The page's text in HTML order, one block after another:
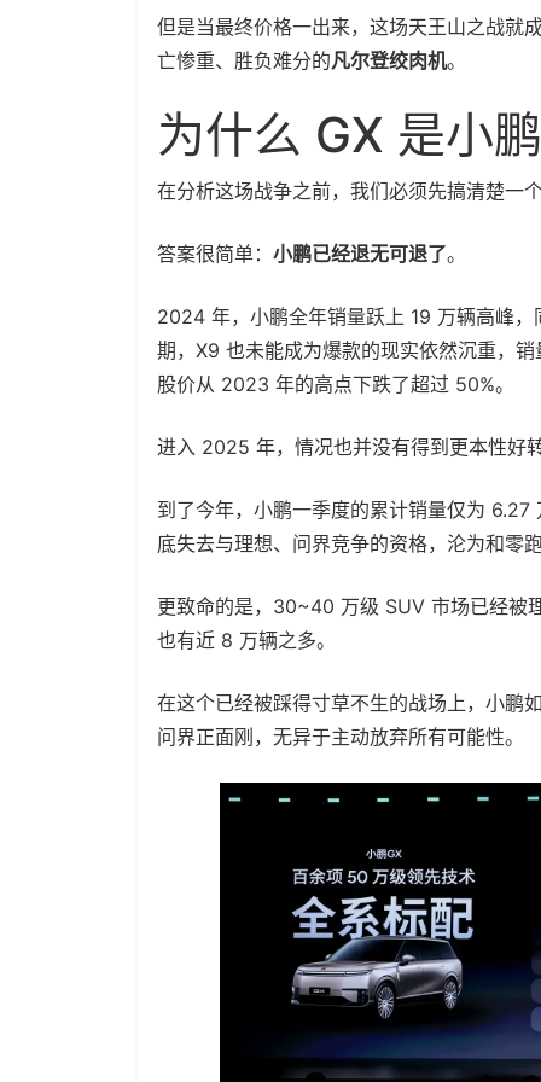
但是当最终价格一出来，这场天王山之战就
亡惨重、胜负难分的凡尔登绞肉机。
为什么 GX 是小
在分析这场战争之前，我们必须先搞清楚一
答案很简单： 小鹏已经退无可退了。
2024 年，小鹏全年销量跃上 19 万辆高峰
期，X9 也未能成为爆款的现实依然沉重，
股价从 2023 年的高点下跌了超过 50%。
进入 2025 年，情况也并没有得到更本性好
到了今年，小鹏一季度的累计销量仅为
底失去与理想、问界竞争的资格，沦为和零
更致命的是，30~40 万级 SUV 市场已经被
也有近 8 万辆之多。
在这个已经被踩得寸草不生的战场上，小鹏
问界正面刚，无异于主动放弃所有可能性。